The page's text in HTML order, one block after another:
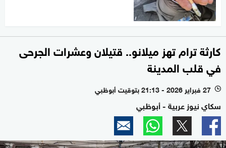
كارثة ترام تهز ميلانو.. قتيلان وعشرات الجرحى
في قلب المدينة
l 27 فبراير 2026 - 21:13 بتوقيت أبوظبي
سكاي نيوز عربية - أبوظبي